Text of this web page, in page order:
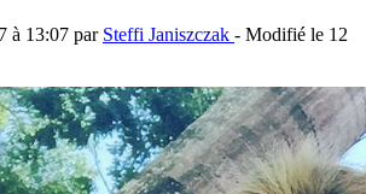
à 13:07 par Steffi Janiszczak - Modifié le 12